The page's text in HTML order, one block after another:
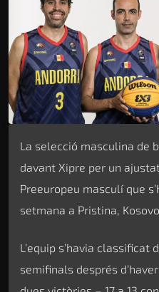
La selecció masculina de
davant Xipre per un
Preeuropeu masculí que
setmana a Pristina,
L’equip s’havia
semifinals després